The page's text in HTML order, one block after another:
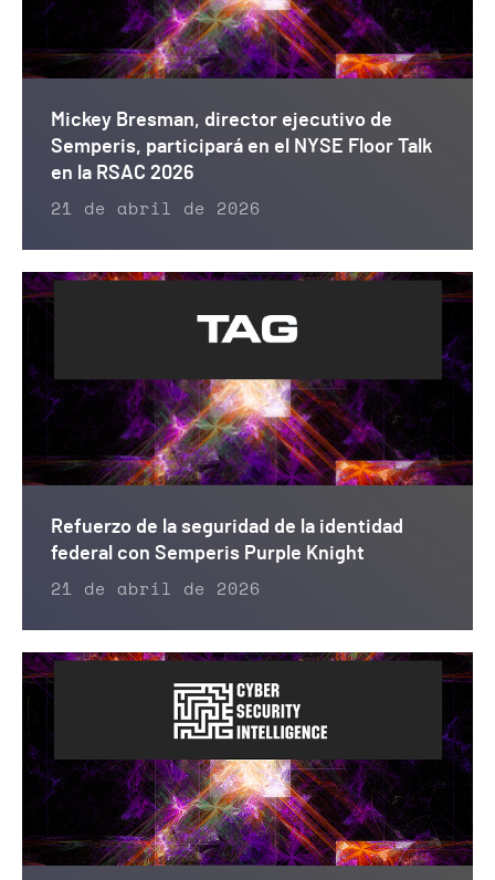
Mickey Bresman, director ejecutivo de
Semperis, participará en el NYSE Floor Talk
en la RSAC 2026
21 de abril de 2026
Refuerzo de la seguridad de la identidad
federal con Semperis Purple Knight
21 de abril de 2026